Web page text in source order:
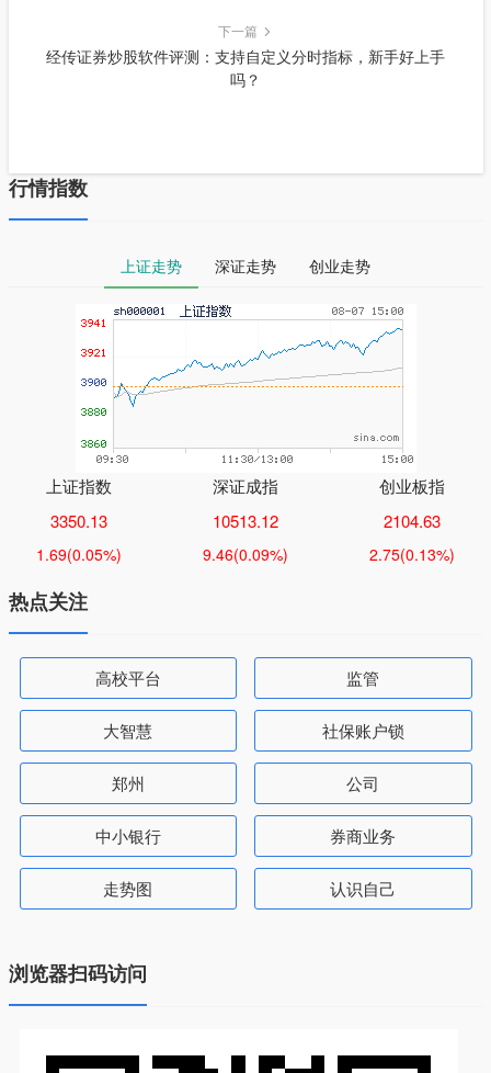
下一篇
经传证券炒股软件评测：支持自定义分时指标，新手好上手
吗？
行情指数
上证走势 深证走势 创业走势
上证指数
3350.13
1.69(0.05%)
深证成指
10513.12
9.46(0.09%)
创业板指
2104.63
2.75(0.13%)
热点关注
高校平台 监管
大智慧 社保账户锁
郑州 公司
中小银行 券商业务
走势图 认识自己
浏览器扫码访问